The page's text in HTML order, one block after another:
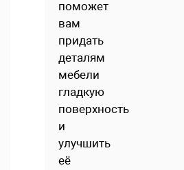
поможет
вам
придать
деталям
мебели
гладкую
поверхность
и
улучшить
её